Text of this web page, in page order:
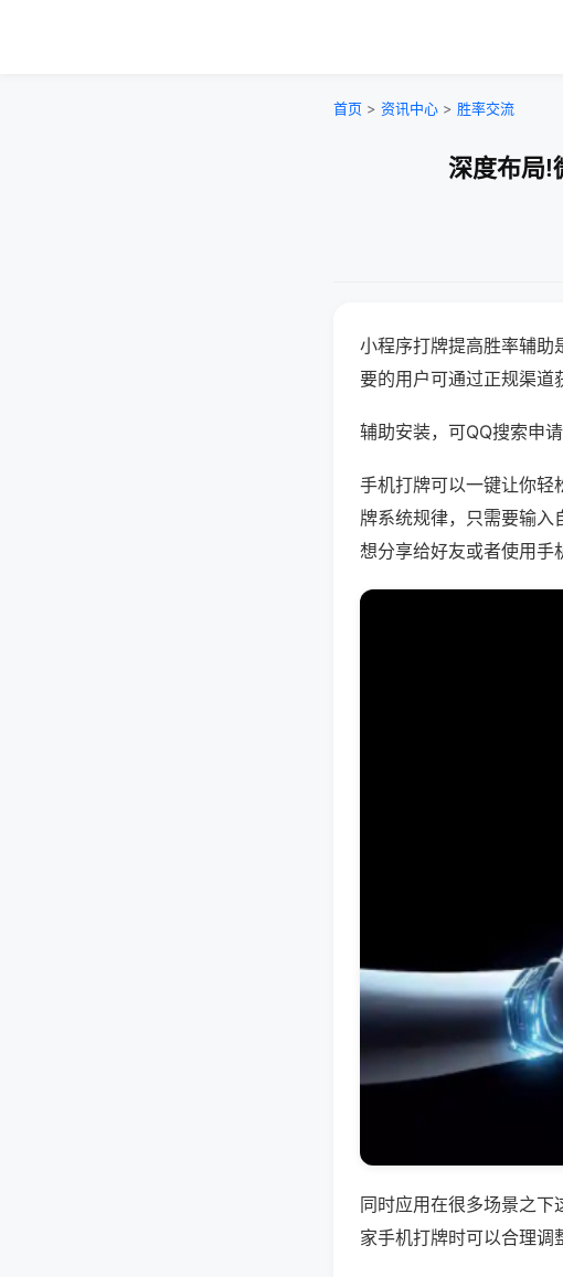
首页 > 资讯中心 > 胜率交流
深度布局!
小程序打牌提高胜率辅助
要的用户可通过正规渠道
辅助安装，可QQ搜索申
手机打牌可以一键让你轻
牌系统规律，只需要输入
想分享给好友或者使用手
同时应用在很多场景之下
家手机打牌时可以合理调